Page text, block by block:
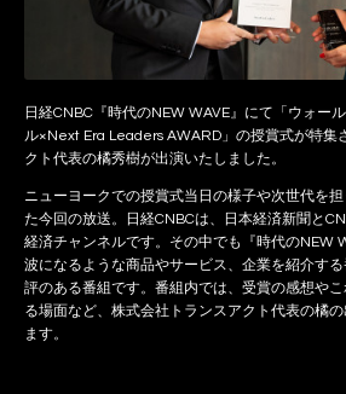
日経CNBC『時代のNEW WAVE』にて「ウォー
ル×Next Era Leaders AWARD」の授賞式が特集
クト代表の橘秀樹が出演いたしました。
ニューヨークでの授賞式当日の様子や次世代を
た今回の放送。日経CNBCは、日本経済新聞と
経済チャンネルです。その中でも『時代のNEW
波になるような商品やサービス、企業を紹介す
評のある番組です。番組内では、受賞の感想や
る場面など、株式会社トランスアクト代表の橘
ます。